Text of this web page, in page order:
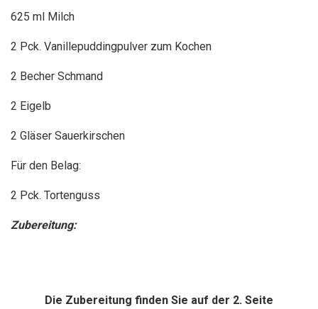
625 ml Milch
2 Pck. Vanillepuddingpulver zum Kochen
2 Becher Schmand
2 Eigelb
2 Gläser Sauerkirschen
Für den Belag:
2 Pck. Tortenguss
Zubereitung:
Die Zubereitung finden Sie auf der 2. Seite